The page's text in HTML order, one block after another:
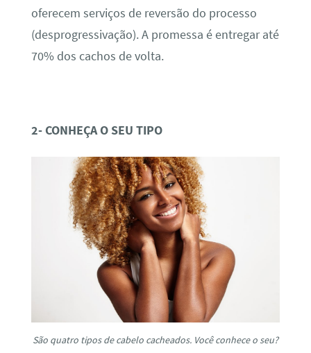
oferecem serviços de reversão do processo
(desprogressivação). A promessa é entregar até
70% dos cachos de volta.
2- CONHEÇA O SEU TIPO
São quatro tipos de cabelo cacheados. Você conhece o seu?